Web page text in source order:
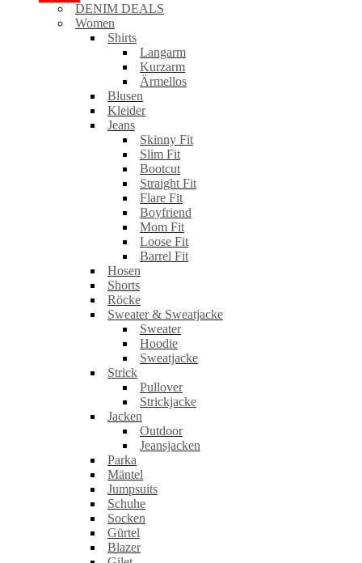
DENIM DEALS
Women
Shirts
Langarm
Kurzarm
Ärmellos
Blusen
Kleider
Jeans
Skinny Fit
Slim Fit
Bootcut
Straight Fit
Flare Fit
Boyfriend
Mom Fit
Loose Fit
Barrel Fit
Hosen
Shorts
Röcke
Sweater & Sweatjacke
Sweater
Hoodie
Sweatjacke
Strick
Pullover
Strickjacke
Jacken
Outdoor
Jeansjacken
Parka
Mäntel
Jumpsuits
Schuhe
Socken
Gürtel
Blazer